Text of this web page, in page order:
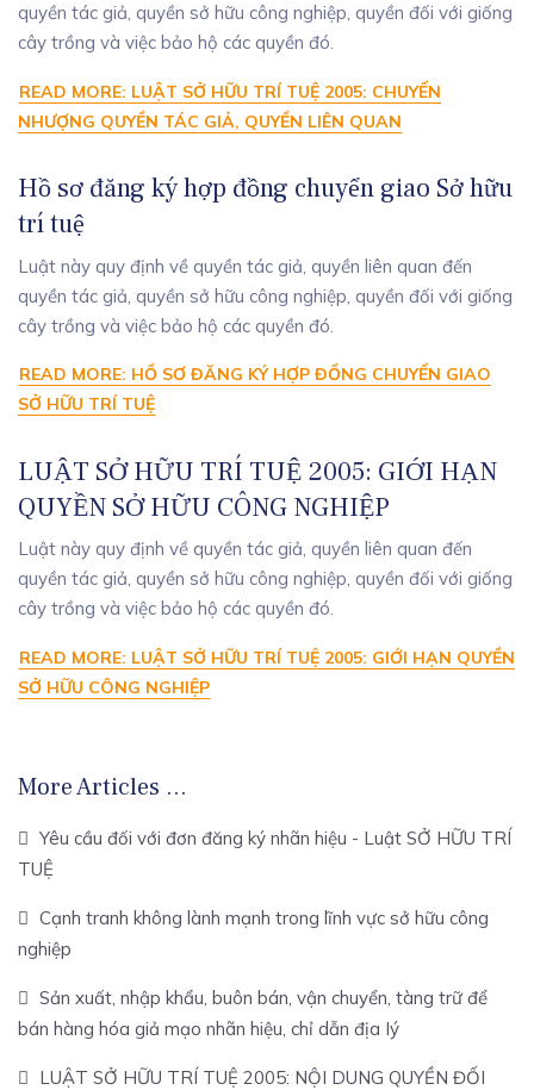
quyền tác giả, quyền sở hữu công nghiệp, quyền đối với giống
cây trồng và việc bảo hộ các quyền đó.
READ MORE: LUẬT SỞ HỮU TRÍ TUỆ 2005: CHUYỂN
NHƯỢNG QUYỀN TÁC GIẢ, QUYỀN LIÊN QUAN
Hồ sơ đăng ký hợp đồng chuyển giao Sở hữu
trí tuệ
Luật này quy định về quyền tác giả, quyền liên quan đến
quyền tác giả, quyền sở hữu công nghiệp, quyền đối với giống
cây trồng và việc bảo hộ các quyền đó.
READ MORE: HỒ SƠ ĐĂNG KÝ HỢP ĐỒNG CHUYỂN GIAO
SỞ HỮU TRÍ TUỆ
LUẬT SỞ HỮU TRÍ TUỆ 2005: GIỚI HẠN
QUYỀN SỞ HỮU CÔNG NGHIỆP
Luật này quy định về quyền tác giả, quyền liên quan đến
quyền tác giả, quyền sở hữu công nghiệp, quyền đối với giống
cây trồng và việc bảo hộ các quyền đó.
READ MORE: LUẬT SỞ HỮU TRÍ TUỆ 2005: GIỚI HẠN QUYỀN
SỞ HỮU CÔNG NGHIỆP
More Articles …
Yêu cầu đối với đơn đăng ký nhãn hiệu - Luật SỞ HỮU TRÍ
TUỆ
Cạnh tranh không lành mạnh trong lĩnh vực sở hữu công
nghiệp
Sản xuất, nhập khẩu, buôn bán, vận chuyển, tàng trữ để
bán hàng hóa giả mạo nhãn hiệu, chỉ dẫn địa Iý
LUẬT SỞ HỮU TRÍ TUỆ 2005: NỘI DUNG QUYỀN ĐỐI